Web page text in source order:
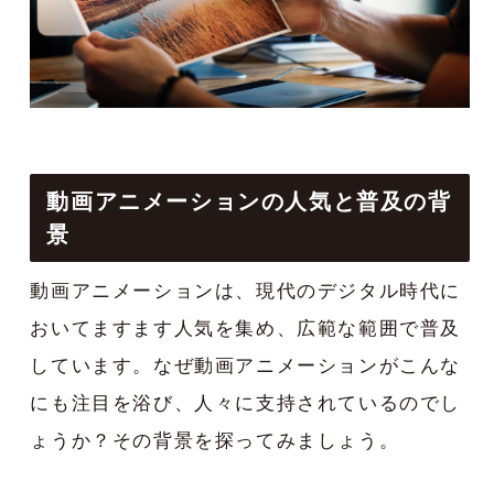
動画アニメーションの人気と普及の背
景
動画アニメーションは、現代のデジタル時代に
おいてますます人気を集め、広範な範囲で普及
しています。なぜ動画アニメーションがこんな
にも注目を浴び、人々に支持されているのでし
ょうか？その背景を探ってみましょう。